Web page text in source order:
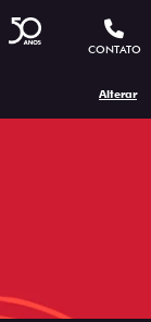
CONTATO
Alterar